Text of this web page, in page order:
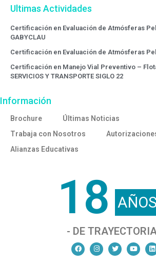
Ultimas Actividades
Certificación en Evaluación de Atmósferas
GABYCLAU
Certificación en Evaluación de Atmósferas
Certificación en Manejo Vial Preventivo –
SERVICIOS Y TRANSPORTE SIGLO 22
Información
Brochure
Últimas Noticias
Trabaja con Nosotros
Alianzas Educativas
18 AÑOS
- DE